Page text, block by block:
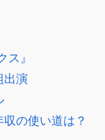
』
出演
の使い道は？